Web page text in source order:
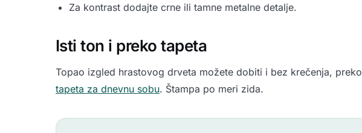
Za kontrast dodajte crne ili tamne metalne detalje.
Isti ton i preko tapeta
Topao izgled hrastovog drveta možete dobiti i bez krečenja, preko
tapeta za dnevnu sobu. Štampa po meri zida.